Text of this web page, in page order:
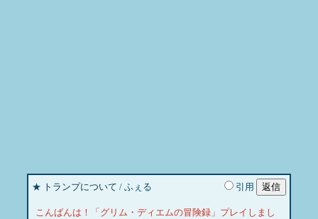
★ トランプについて / ふぇる 引用
こんばんは！「グリム・ディエムの冒険録」プレイしまし